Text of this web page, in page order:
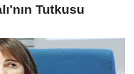
Tutkusu